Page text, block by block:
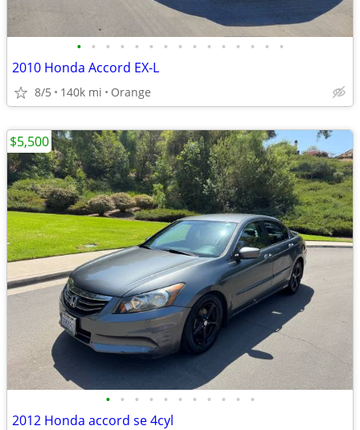
• • • • • • • • • • • • • • •
2010 Honda Accord EX-L
8/5 140k mi Orange
• • • • • • • • • • •
2012 Honda accord se 4cyl
$5,500